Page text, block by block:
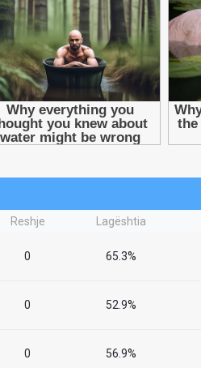
Reshje Lagështia
0 65.3%
0 52.9%
0 56.9%